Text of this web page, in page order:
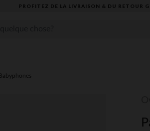
PROFITEZ DE LA LIVRAISON & DU RETOUR
Babyphones